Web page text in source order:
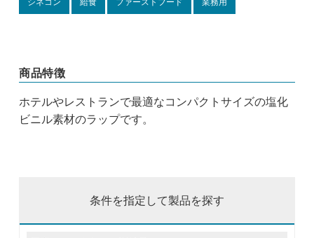
シネコン 給食 ファーストフード 業務用
商品特徴
ホテルやレストランで最適なコンパクトサイズの塩化
ビニル素材のラップです。
条件を指定して製品を探す